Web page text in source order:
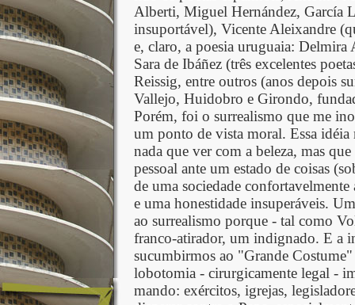
Alberti, Miguel Hernández, García
insuportável), Vicente Aleixandre
e, claro, a poesia uruguaia:
Sara de Ibáñez (três excelentes
Reissig, entre outros (anos depois
Vallejo, Huidobro e Girondo,
Porém, foi o surrealismo que me
um ponto de vista moral. Essa idéia
nada que ver com a beleza, mas
pessoal ante um estado de coisas
de uma sociedade
e uma honestidade insuperáveis.
ao surrealismo porque - tal como
franco-atirador, um indignado. E a
sucumbirmos ao "Grande
lobotomia - cirurgicamente legal -
mando: exércitos, igrejas,